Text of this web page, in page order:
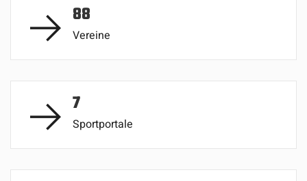
88
Vereine
7
Sportportale